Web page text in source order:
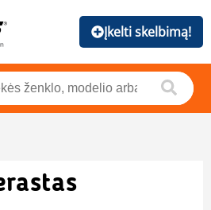
Įkelti skelbimą!